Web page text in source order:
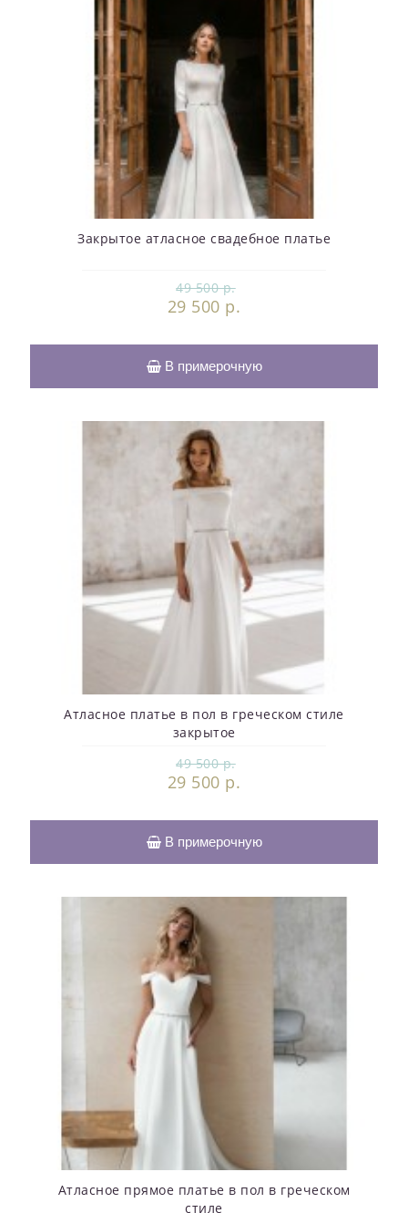
Закрытое атласное свадебное платье
49 500 р.
29 500 р.
В примерочную
Атласное платье в пол в греческом стиле
закрытое
49 500 р.
29 500 р.
В примерочную
Атласное прямое платье в пол в греческом
стиле